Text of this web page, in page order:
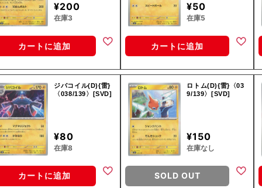
¥200
在庫3
カートに追加
¥50
在庫5
カートに追加
ジバコイル(D){雷}
〈038/139〉[SVD]
¥80
在庫8
カートに追加
ロトム(D){雷}〈03
9/139〉[SVD]
¥150
在庫なし
SOLD OUT